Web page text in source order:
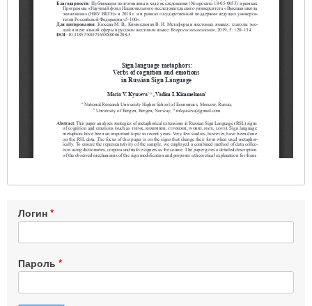
Логин
Пароль